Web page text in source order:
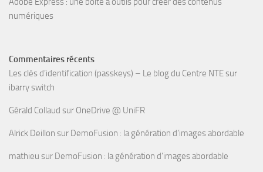
numériques
Commentaires récents
Les clés d’identification (passkeys) – Le blog du Centre NTEsur
ibarry switch
Gérald Collaud sur OneDrive @ UniFR
Alrick Deillon sur DemoFusion : la génération d’images abordable
mathieu sur DemoFusion : la génération d’images abordable